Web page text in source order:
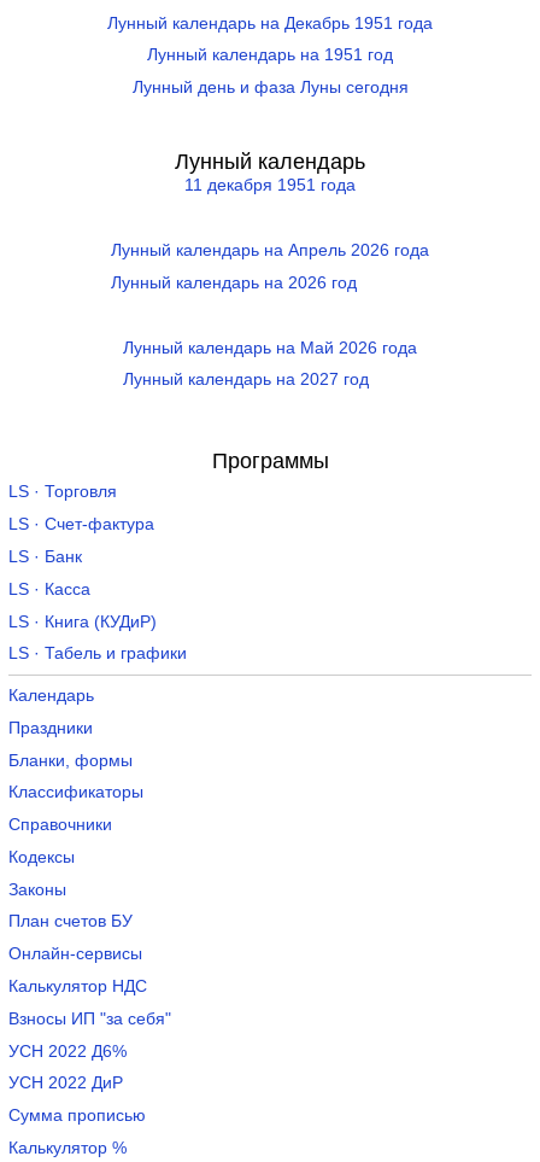
Лунный календарь на Декабрь 1951 года
Лунный календарь на 1951 год
Лунный день и фаза Луны сегодня
Лунный календарь
11 декабря 1951 года
Лунный календарь на Апрель 2026 года
Лунный календарь на 2026 год
Лунный календарь на Май 2026 года
Лунный календарь на 2027 год
Программы
LS · Торговля
LS · Счет-фактура
LS · Банк
LS · Касса
LS · Книга (КУДиР)
LS · Табель и графики
Календарь
Праздники
Бланки, формы
Классификаторы
Справочники
Кодексы
Законы
План счетов БУ
Онлайн-сервисы
Калькулятор НДС
Взносы ИП "за себя"
УСН 2022 Д6%
УСН 2022 ДиР
Сумма прописью
Калькулятор %